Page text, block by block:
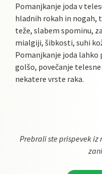
Pomanjkanje joda v
hladnih rokah in nogah,
teže, slabem spominu,
mialgiji, šibkosti, suhi
Pomanjkanje joda
golšo, povečanje
nekatere vrste raka.
Prebrali ste prispevek iz